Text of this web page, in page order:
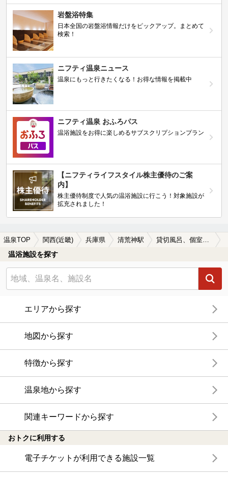
岩盤浴特集
日本全国の岩盤浴情報だけをピックアップ。まとめて
検索！
ニフティ温泉ニュース
温泉にもっと行きたくなる！お得な情報を掲載中
ニフティ温泉 おふろパス
温浴施設をお得に楽しめるサブスクリプションプラン
【ニフティライフスタイル株主優待のご案
内】
株主優待制度で人気の温浴施設に行こう！対象施設が
拡充されました！
温泉TOP 関西(近畿) 兵庫県 清荒神駅 貸切風呂、個室風呂付きの清荒神駅近くの温泉、日帰り温泉、スーパー銭湯おすすめ
温浴施設を探す
エリアから探す
地図から探す
特徴から探す
温泉地から探す
関連キーワードから探す
おトクに利用する
電子チケットが利用できる施設一覧